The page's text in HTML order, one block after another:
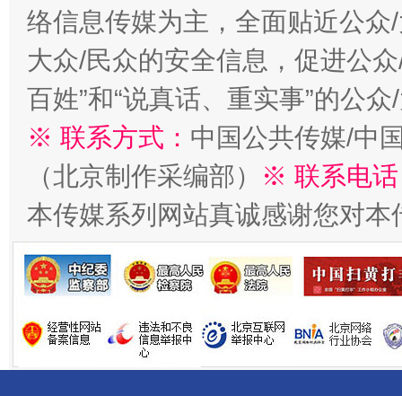
受贿1.44亿！段成刚被判无期 从幼
络信息传媒为主，全面贴近公
大众/民众的安全信息，促进公
百姓”和“说真话、重实事”的公
※ 联系方式： 中国公共传媒/中
（北京制作采编部）
※ 联系电
本传媒系列网站真诚感谢您对